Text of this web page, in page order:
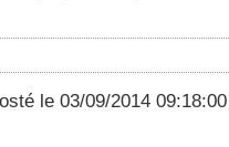
le 03/09/2014